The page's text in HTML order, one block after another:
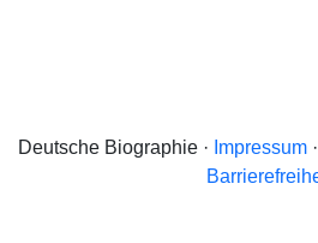
Deutsche Biographie · Impressum·